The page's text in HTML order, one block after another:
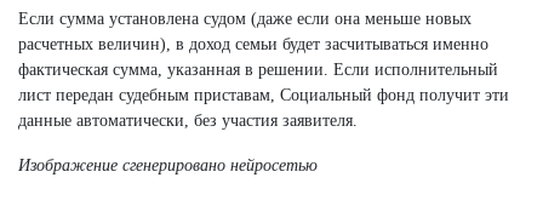
Если сумма установлена судом (даже если она меньше новых
расчетных величин), в доход семьи будет засчитываться именно
фактическая сумма, указанная в решении. Если исполнительный
лист передан судебным приставам, Социальный фонд получит эти
данные автоматически, без участия заявителя.
Изображение сгенерировано нейросетью